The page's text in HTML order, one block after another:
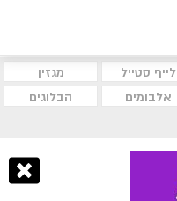
לייף סטייל
מגזין
אלבומים
הבלוגים